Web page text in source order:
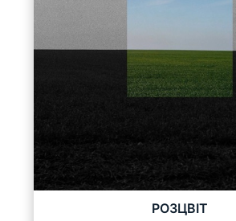
РОЗЦВІТ